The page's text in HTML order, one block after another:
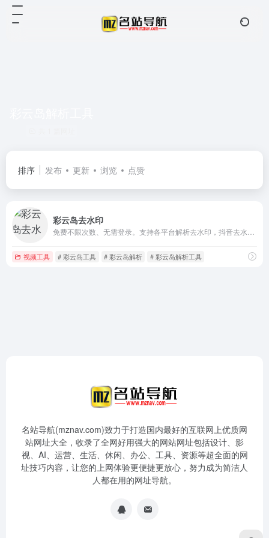
排序 发布 更新 浏览 点赞
彩云岛去水印
视频工具 # 彩云岛工具 # 彩云岛解析 # 彩云岛解析工具
名站导航(mznav.com)致力于打造国内最好的互联网上优质网
站网址大全，收录了全网好用强大的网站网址包括设计、影
视、AI、运营、生活、休闲、办公、工具、资源等超全面的网
址技巧内容，让您的上网体验更便捷更放心，努力成为简洁人
人都在用的网址导航。